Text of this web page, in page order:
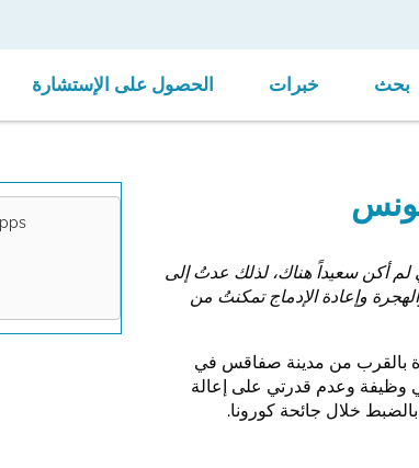
الحصول على الإستشارة خبرات بحث
لم أكن سعيداً هناك، لذلك عدتُ إلى
وإعادة الإدماج تمكنتُ من
العمرة بالقرب من مدينة صفاقس في
وظيفة وعدم قدرتي على إعالة